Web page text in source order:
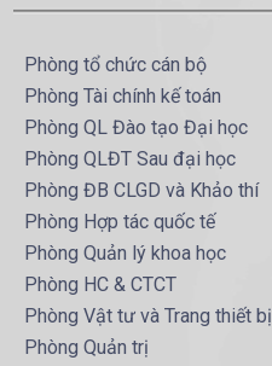
Phòng tổ chức cán bộ
Phòng Tài chính kế toán
Phòng QL Đào tạo Đại học
Phòng QLĐT Sau đại học
Phòng ĐB CLGD và Khảo thí
Phòng Hợp tác quốc tế
Phòng Quản lý khoa học
Phòng HC & CTCT
Phòng Vật tư và Trang thiết bị
Phòng Quản trị